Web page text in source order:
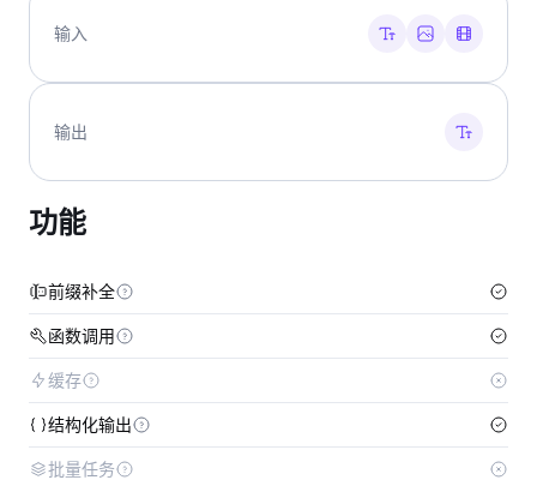
输入
输出
功能
前缀补全
函数调用
缓存
结构化输出
批量任务